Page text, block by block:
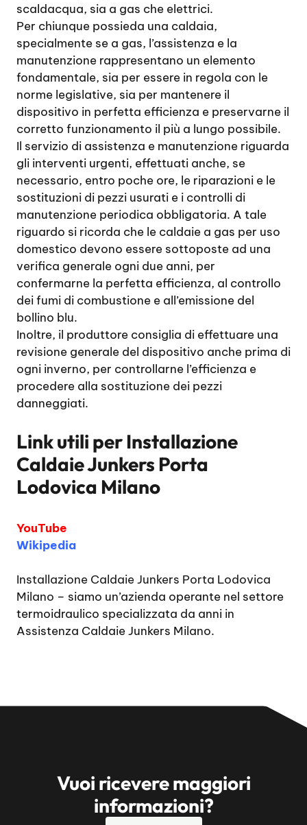
scaldacqua, sia a gas che elettrici.
Per chiunque possieda una caldaia,
specialmente se a gas, l’assistenza e la
manutenzione rappresentano un elemento
fondamentale, sia per essere in regola con le
norme legislative, sia per mantenere il
dispositivo in perfetta efficienza e preservarne il
corretto funzionamento il più a lungo possibile.
Il servizio di assistenza e manutenzione riguarda
gli interventi urgenti, effettuati anche, se
necessario, entro poche ore, le riparazioni e le
sostituzioni di pezzi usurati e i controlli di
manutenzione periodica obbligatoria. A tale
riguardo si ricorda che le caldaie a gas per uso
domestico devono essere sottoposte ad una
verifica generale ogni due anni, per
confermarne la perfetta efficienza, al controllo
dei fumi di combustione e all’emissione del
bollino blu.
Inoltre, il produttore consiglia di effettuare una
revisione generale del dispositivo anche prima di
ogni inverno, per controllarne l’efficienza e
procedere alla sostituzione dei pezzi
danneggiati.
Link utili perInstallazione
Caldaie Junkers Porta
Lodovica Milano
YouTube
Wikipedia
Installazione Caldaie Junkers Porta Lodovica
Milano – siamo un’azienda operante nel settore
termoidraulico specializzata da anni in
Assistenza Caldaie Junkers Milano.
Vuoi ricevere maggiori
informazioni?